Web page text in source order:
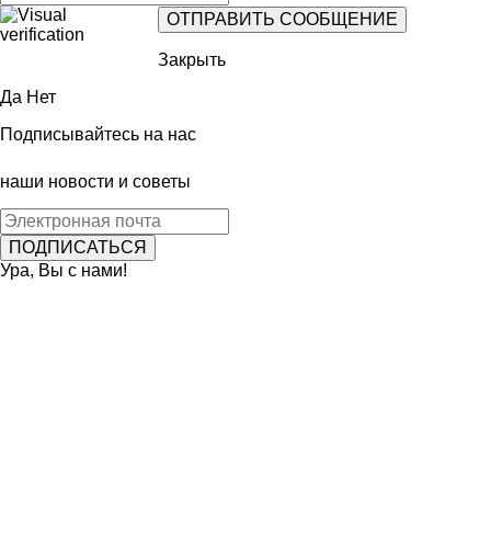
Закрыть
Да Нет
Подписывайтесь на нас
наши новости и советы
Ура, Вы с нами!